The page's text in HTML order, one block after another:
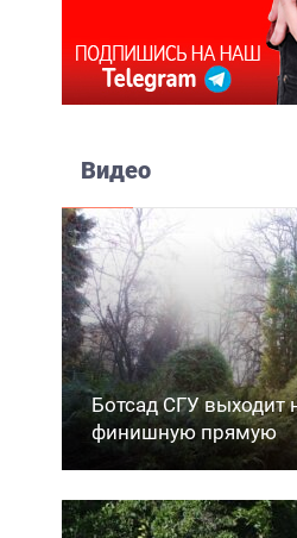
Видео
Ботсад СГУ выходит
финишную прямую